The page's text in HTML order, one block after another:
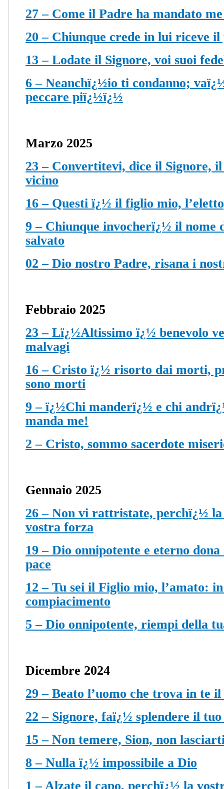
27 – Come il Padre ha mandato
20 – Chiunque crede in lui riceve
13 – Lodate il Signore, voi suoi
6 – Neanchï¿½io ti condanno;
peccare piï¿½ï¿½
Marzo 2025
23 – Convertitevi, dice il Signore,
vicino
16 – Questi ï¿½ il figlio mio,
9 – Chiunque invocherï¿½ il nome
salvato
02 – Dio nostro Padre, risana i
Febbraio 2025
23 – Lï¿½Altissimo ï¿½ benevolo
malvagi
16 – Cristo ï¿½ risorto dai morti,
sono morti
9 – ï¿½Chi manderï¿½ e chi
manda me!
2 – Cristo, sommo sacerdote
Gennaio 2025
26 – Non vi rattristate, perchï¿½
vostra forza
19 – Dio onnipotente e eterno
pace
12 – Tu sei il Figlio mio, l’amato:
compiacimento
5 – Dio onnipotente, riempi della
Dicembre 2024
29 – Beato l’uomo che trova in te
22 – Signore, faï¿½ splendere il
15 – Non temere, Sion, non
8 – Nulla ï¿½ impossibile a Dio
1 – Alzate il capo, perchï¿½ la